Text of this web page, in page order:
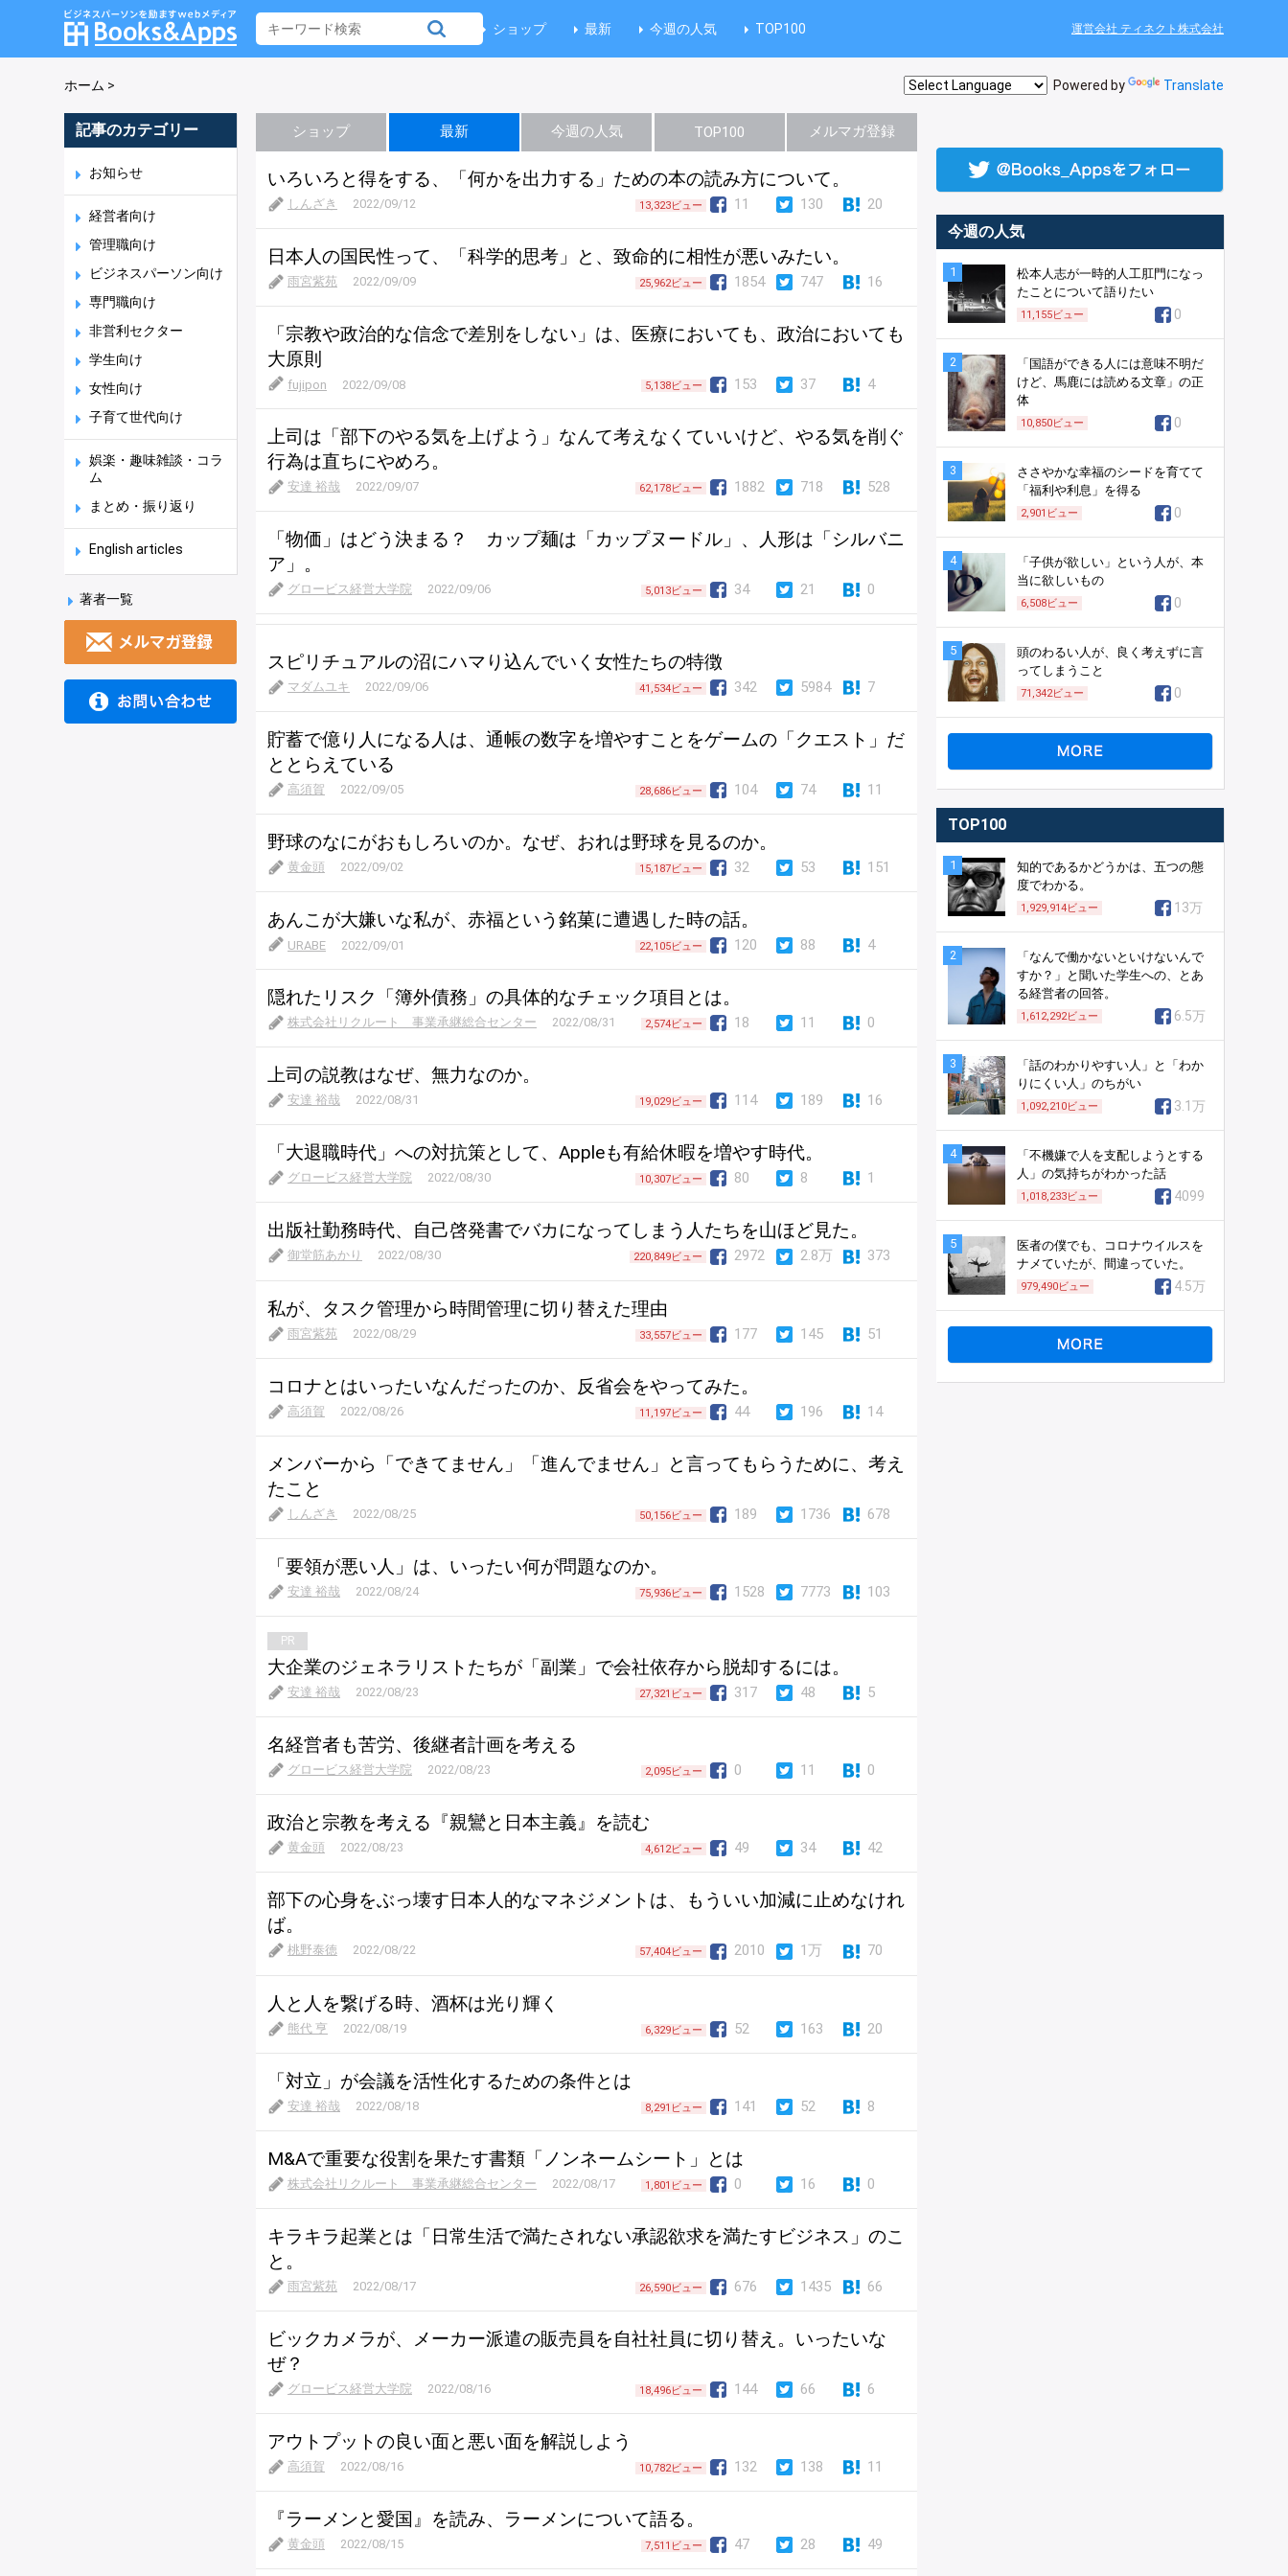
ショップ 最新 今週の人気 TOP100 運営会社 ティネクト株式会社
ホーム > Powered by Translate
記事のカテゴリー
お知らせ
経営者向け
管理職向け
ビジネスパーソン向け
専門職向け
非営利セクター
学生向け
女性向け
子育て世代向け
娯楽・趣味雑談・コラ
ム
まとめ・振り返り
English articles
著者一覧
ショップ 最新 今週の人気 TOP100 メルマガ登録
いろいろと得をする、「何かを出力する」ための本の読み方について。
しんざき 2022/09/12 13,323ビュー 11 130 20
日本人の国民性って、「科学的思考」と、致命的に相性が悪いみたい。
雨宮紫苑 2022/09/09 25,962ビュー 1854 747 16
「宗教や政治的な信念で差別をしない」は、医療においても、政治においても
大原則
fujipon 2022/09/08 5,138ビュー 153 37 4
上司は「部下のやる気を上げよう」なんて考えなくていいけど、やる気を削ぐ
行為は直ちにやめろ。
安達 裕哉 2022/09/07 62,178ビュー 1882 718 528
「物価」はどう決まる？ カップ麺は「カップヌードル」、人形は「シルバニ
ア」。
グロービス経営大学院 2022/09/06 5,013ビュー 34 21 0
スピリチュアルの沼にハマり込んでいく女性たちの特徴
マダムユキ 2022/09/06 41,534ビュー 342 5984 7
貯蓄で億り人になる人は、通帳の数字を増やすことをゲームの「クエスト」だ
ととらえている
高須賀 2022/09/05 28,686ビュー 104 74 11
野球のなにがおもしろいのか。なぜ、おれは野球を見るのか。
黄金頭 2022/09/02 15,187ビュー 32 53 151
あんこが大嫌いな私が、赤福という銘菓に遭遇した時の話。
URABE 2022/09/01 22,105ビュー 120 88 4
隠れたリスク「簿外債務」の具体的なチェック項目とは。
株式会社リクルート 事業承継総合センター 2022/08/31 2,574ビュー 18 11 0
上司の説教はなぜ、無力なのか。
安達 裕哉 2022/08/31 19,029ビュー 114 189 16
「大退職時代」への対抗策として、Appleも有給休暇を増やす時代。
グロービス経営大学院 2022/08/30 10,307ビュー 80 8 1
出版社勤務時代、自己啓発書でバカになってしまう人たちを山ほど見た。
御堂筋あかり 2022/08/30 220,849ビュー 2972 2.8万 373
私が、タスク管理から時間管理に切り替えた理由
雨宮紫苑 2022/08/29 33,557ビュー 177 145 51
コロナとはいったいなんだったのか、反省会をやってみた。
高須賀 2022/08/26 11,197ビュー 44 196 14
メンバーから「できてません」「進んでません」と言ってもらうために、考え
たこと
しんざき 2022/08/25 50,156ビュー 189 1736 678
「要領が悪い人」は、いったい何が問題なのか。
安達 裕哉 2022/08/24 75,936ビュー 1528 7773 103
PR
大企業のジェネラリストたちが「副業」で会社依存から脱却するには。
安達 裕哉 2022/08/23 27,321ビュー 317 48 5
名経営者も苦労、後継者計画を考える
グロービス経営大学院 2022/08/23 2,095ビュー 0 11 0
政治と宗教を考える『親鸞と日本主義』を読む
黄金頭 2022/08/23 4,612ビュー 49 34 42
部下の心身をぶっ壊す日本人的なマネジメントは、もういい加減に止めなけれ
ば。
桃野泰徳 2022/08/22 57,404ビュー 2010 1万 70
人と人を繋げる時、酒杯は光り輝く
熊代 亨 2022/08/19 6,329ビュー 52 163 20
「対立」が会議を活性化するための条件とは
安達 裕哉 2022/08/18 8,291ビュー 141 52 8
M&Aで重要な役割を果たす書類「ノンネームシート」とは
株式会社リクルート 事業承継総合センター 2022/08/17 1,801ビュー 0 16 0
キラキラ起業とは「日常生活で満たされない承認欲求を満たすビジネス」のこ
と。
雨宮紫苑 2022/08/17 26,590ビュー 676 1435 66
ビックカメラが、メーカー派遣の販売員を自社社員に切り替え。いったいな
ぜ？
グロービス経営大学院 2022/08/16 18,496ビュー 144 66 6
アウトプットの良い面と悪い面を解説しよう
高須賀 2022/08/16 10,782ビュー 132 138 11
『ラーメンと愛国』を読み、ラーメンについて語る。
黄金頭 2022/08/15 7,511ビュー 47 28 49
今週の人気
1
松本人志が一時的人工肛門になっ
たことについて語りたい
11,155ビュー 0
2
「国語ができる人には意味不明だ
けど、馬鹿には読める文章」の正
体
10,850ビュー 0
3
ささやかな幸福のシードを育てて
「福利や利息」を得る
2,901 ビュー 0
4
「子供が欲しい」という人が、本
当に欲しいもの
6,508ビュー 0
5
頭のわるい人が、良く考えずに言
ってしまうこと
71,342ビュー 0
TOP100
1
知的であるかどうかは、五つの態
度でわかる。
1,929,914ビュー 13万
2
「なんで働かないといけないんで
すか？」と聞いた学生への、とあ
る経営者の回答。
1,612,292ビュー 6.5万
3
「話のわかりやすい人」と「わか
りにくい人」のちがい
1,092,210ビュー 3.1万
4
「不機嫌で人を支配しようとする
人」の気持ちがわかった話
1,018,233ビュー 4099
5
医者の僕でも、コロナウイルスを
ナメていたが、間違っていた。
979,490ビュー 4.5万